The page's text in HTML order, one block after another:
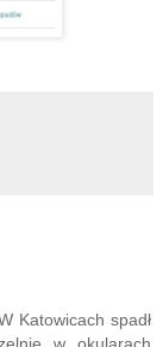
Katowicach spadł